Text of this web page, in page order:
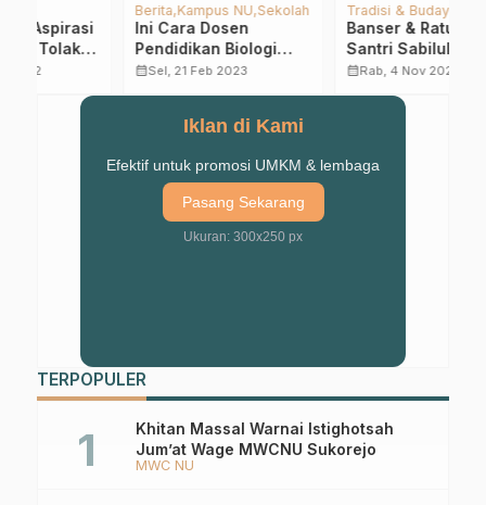
Tradisi & Budaya
Banser & Ratusan
Santri Sabilul Muttaqin
Bantu Persiapan
PCNU
Rab, 4 Nov 2020
ISNU
Milad Ke 25, ISNU
Pasuruan Tasyakuran
dengan Potong
Rab, 20 Nov 2024
Iklan di Kami
Efektif untuk promosi UMKM & lembaga
Pasang Sekarang
Ukuran: 300x250 px
TERPOPULER
MWC NU
Khitan Massal Warnai Istighotsah
Jum’at Wage MWCNU Sukorejo